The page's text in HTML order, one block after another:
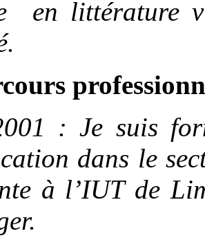
en littérature
: Je suis
dans le
à l’IUT de